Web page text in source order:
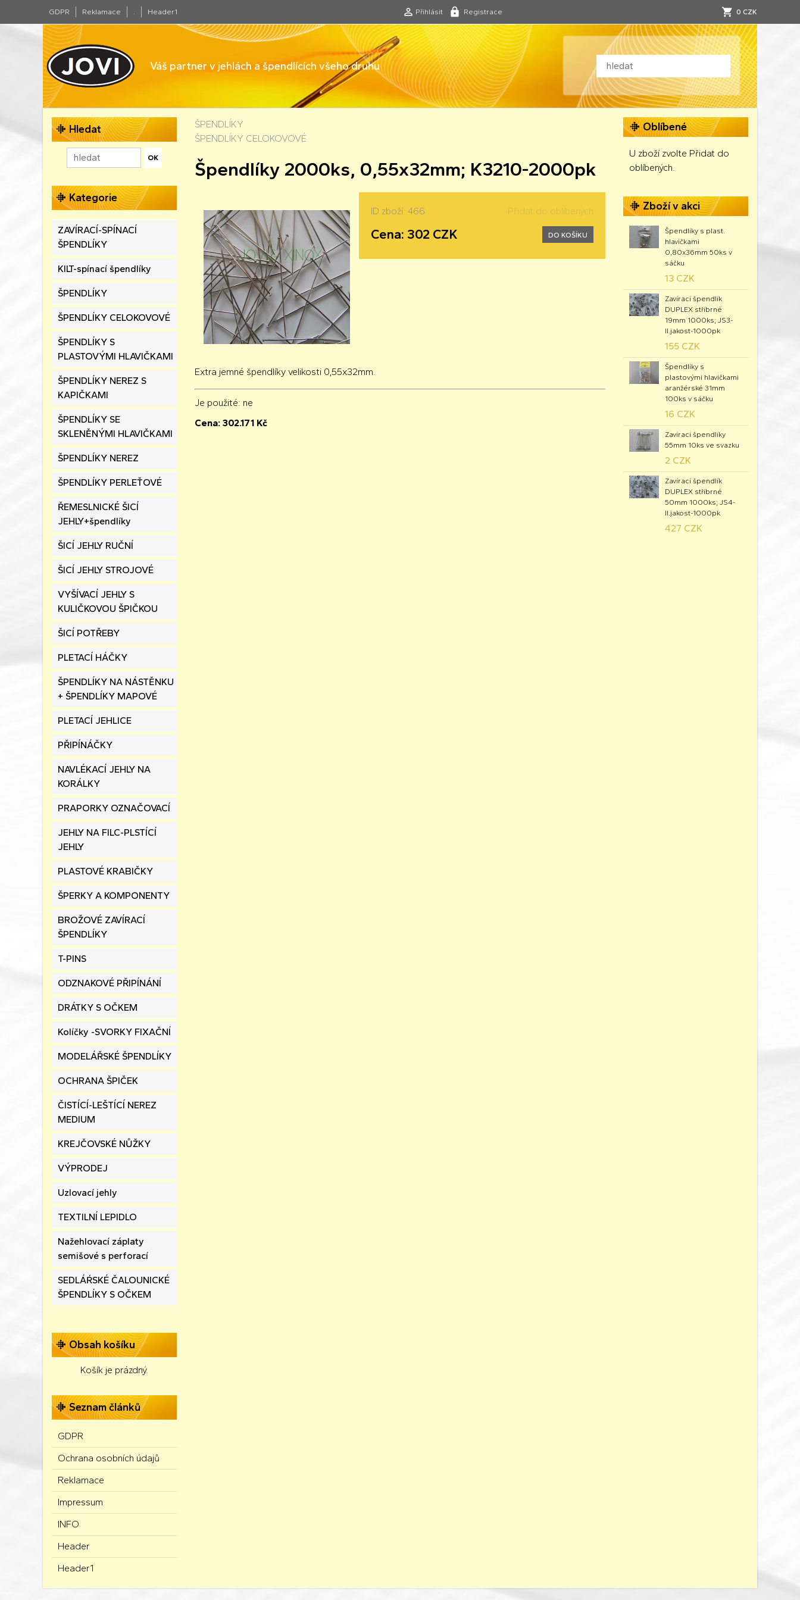
GDPR Reklamace . Header1 Přihlásit Registrace 0 CZK
Váš partner v jehlách a špendlících všeho druhu
Hledat
Kategorie
ZAVÍRACÍ-SPÍNACÍ
ŠPENDLÍKY
KILT-spínací špendlíky
ŠPENDLÍKY
ŠPENDLÍKY CELOKOVOVÉ
ŠPENDLÍKY S
PLASTOVÝMI HLAVIČKAMI
ŠPENDLÍKY NEREZ S
KAPIČKAMI
ŠPENDLÍKY SE
SKLENĚNÝMI HLAVIČKAMI
ŠPENDLÍKY NEREZ
ŠPENDLÍKY PERLEŤOVÉ
ŘEMESLNICKÉ ŠICÍ
JEHLY+špendlíky
ŠICÍ JEHLY RUČNÍ
ŠICÍ JEHLY STROJOVÉ
VYŠÍVACÍ JEHLY S
KULIČKOVOU ŠPIČKOU
ŠICÍ POTŘEBY
PLETACÍ HÁČKY
ŠPENDLÍKY NA NÁSTĚNKU
+ ŠPENDLÍKY MAPOVÉ
PLETACÍ JEHLICE
PŘIPÍNÁČKY
NAVLÉKACÍ JEHLY NA
KORÁLKY
PRAPORKY OZNAČOVACÍ
JEHLY NA FILC-PLSTÍCÍ
JEHLY
PLASTOVÉ KRABIČKY
ŠPERKY A KOMPONENTY
BROŽOVÉ ZAVÍRACÍ
ŠPENDLÍKY
T-PINS
ODZNAKOVÉ PŘIPÍNÁNÍ
DRÁTKY S OČKEM
Kolíčky -SVORKY FIXAČNÍ
MODELÁŘSKÉ ŠPENDLÍKY
OCHRANA ŠPIČEK
ČISTÍCÍ-LEŠTÍCÍ NEREZ
MEDIUM
KREJČOVSKÉ NŮŽKY
VÝPRODEJ
Uzlovací jehly
TEXTILNÍ LEPIDLO
Nažehlovací záplaty
semišové s perforací
SEDLÁŔSKÉ ČALOUNICKÉ
ŠPENDLÍKY S OČKEM
Obsah košíku
Košík je prázdný.
Seznam článků
GDPR
Ochrana osobních údajů
Reklamace
Impressum
INFO
Header
Header1
ŠPENDLÍKY
ŠPENDLÍKY CELOKOVOVÉ
Špendlíky 2000ks, 0,55x32mm; K3210-2000pk
ID zboží: 466 Přidat do oblíbených
Cena: 302 CZK DO KOŠÍKU
Extra jemné špendlíky velikosti 0,55x32mm.
Je použité: ne
Cena: 302.171 Kč
Oblíbené
U zboží zvolte Přidat do
oblíbených.
Zboží v akci
Špendlíky s plast.
hlavičkami
0,80x36mm 50ks v
sáčku
13 CZK
Zavírací špendlík
DUPLEX stříbrné
19mm 1000ks; JS3-
II.jakost-1000pk
155 CZK
Špendlíky s
plastovými hlavičkami
aranžérské 31mm
100ks v sáčku
16 CZK
Zavírací špendlíky
55mm 10ks ve svazku
2 CZK
Zavírací špendlík
DUPLEX stříbrné
50mm 1000ks; JS4-
II.jakost-1000pk
427 CZK